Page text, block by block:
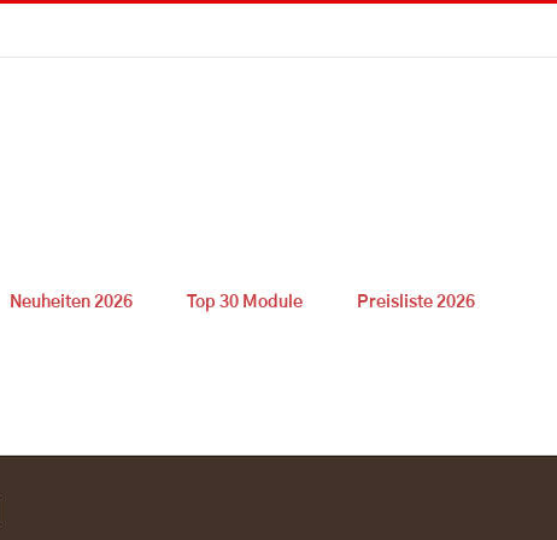
Neuheiten 2026 Top 30 Module Preisliste 2026